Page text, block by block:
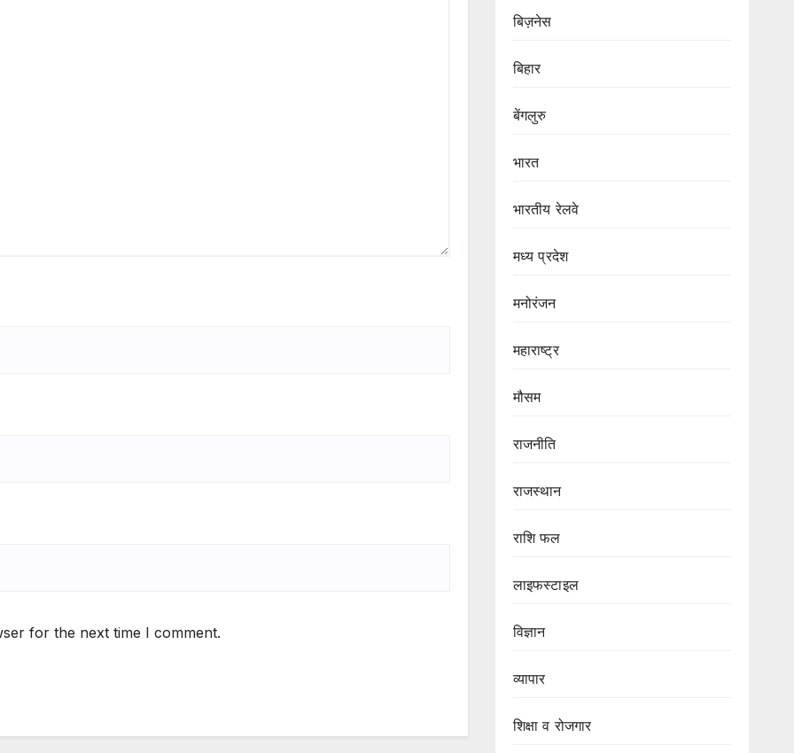
for the next time I comment.
बिज़नेस
बिहार
बेंगलुरु
भारत
भारतीय रेलवे
मध्य प्रदेश
मनोरंजन
महाराष्ट्र
मौसम
राजनीति
राजस्थान
राशि फल
लाइफस्टाइल
विज्ञान
व्यापार
शिक्षा व रोजगार